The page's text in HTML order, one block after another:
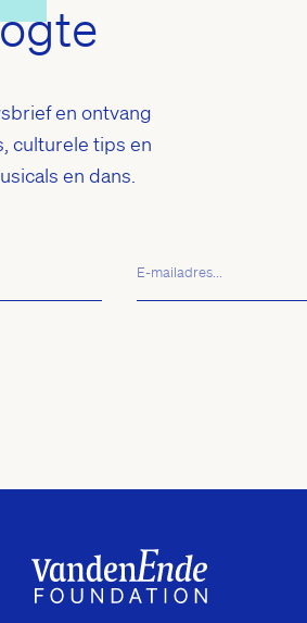
en ontvang
culturele tips en
en dans.